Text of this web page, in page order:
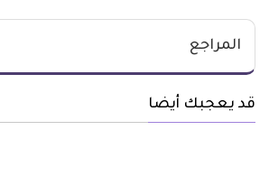
المراجع
قد يعجبك أيضا